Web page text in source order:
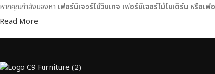
หากคุณกำลังมองหา เฟอร์นิเจอร์ไม้วินเทจ เฟอร์นิเจอร์ไม้โมเดิร์น หรือ
Read More